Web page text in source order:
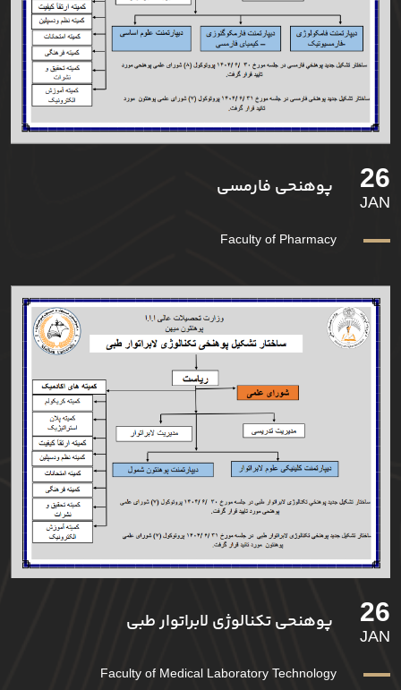
26
JAN
پوهنحی فارمسی
Faculty of Pharmacy
26
JAN
پوهنحی تکنالوژی لابراتوار طبی
Faculty of Medical Laboratory Technology